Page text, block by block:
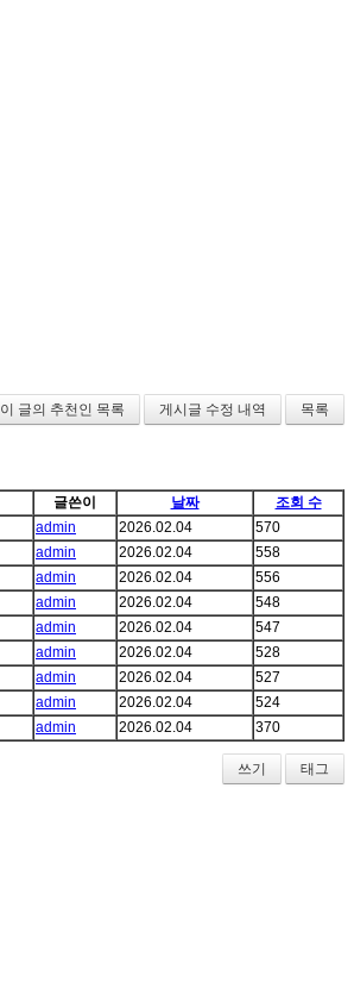
이 글의 추천인 목록 게시글 수정 내역 목록
글쓴이 날짜
조회 수
admin 2026.02.04
570
admin 2026.02.04
558
admin 2026.02.04
556
admin 2026.02.04
548
admin 2026.02.04
547
admin 2026.02.04
528
admin 2026.02.04
527
admin 2026.02.04
524
admin 2026.02.04 370
쓰기 태그